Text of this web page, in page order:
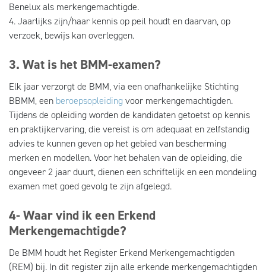
Benelux als merkengemachtigde.
4. Jaarlijks zijn/haar kennis op peil houdt en daarvan, op
verzoek, bewijs kan overleggen.
3. Wat is het BMM-examen?
Elk jaar verzorgt de BMM, via een onafhankelijke Stichting
BBMM, een beroepsopleiding voor merkengemachtigden.
Tijdens de opleiding worden de kandidaten getoetst op kennis
en praktijkervaring, die vereist is om adequaat en zelfstandig
advies te kunnen geven op het gebied van bescherming
merken en modellen. Voor het behalen van de opleiding, die
ongeveer 2 jaar duurt, dienen een schriftelijk en een mondeling
examen met goed gevolg te zijn afgelegd.
4- Waar vind ik een Erkend
Merkengemachtigde?
De BMM houdt het Register Erkend Merkengemachtigden
(REM) bij. In dit register zijn alle erkende merkengemachtigden